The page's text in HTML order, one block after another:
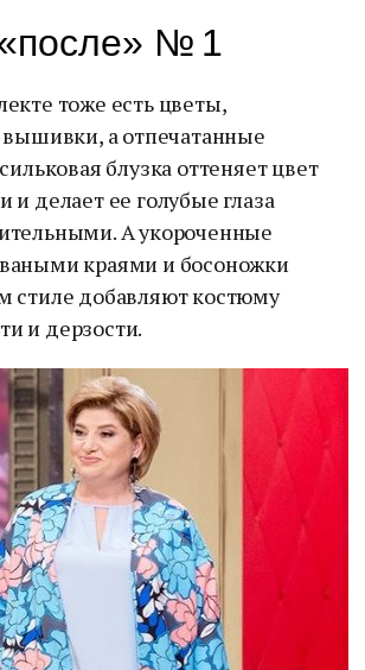
№ 1
тоже есть цветы,
а отпечатанные
блузка оттеняет цвет
и делает ее голубые глаза
А укороченные
краями и босоножки
стиле добавляют костюму
и дерзости.